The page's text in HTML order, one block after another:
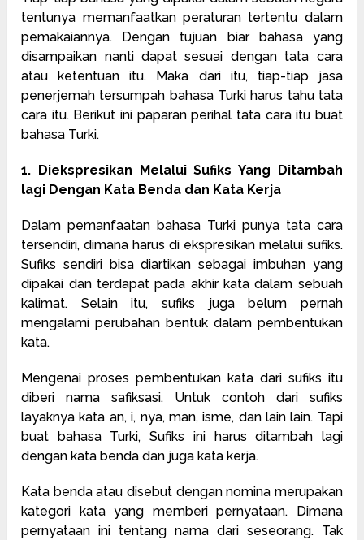
tentunya memanfaatkan peraturan tertentu dalam
pemakaiannya. Dengan tujuan biar bahasa yang
disampaikan nanti dapat sesuai dengan tata cara
atau ketentuan itu. Maka dari itu, tiap-tiap jasa
penerjemah tersumpah bahasa Turki harus tahu tata
cara itu. Berikut ini paparan perihal tata cara itu buat
bahasa Turki.
1. Diekspresikan Melalui Sufiks Yang Ditambah
lagi Dengan Kata Benda dan Kata Kerja
Dalam pemanfaatan bahasa Turki punya tata cara
tersendiri, dimana harus di ekspresikan melalui sufiks.
Sufiks sendiri bisa diartikan sebagai imbuhan yang
dipakai dan terdapat pada akhir kata dalam sebuah
kalimat. Selain itu, sufiks juga belum pernah
mengalami perubahan bentuk dalam pembentukan
kata.
Mengenai proses pembentukan kata dari sufiks itu
diberi nama safiksasi. Untuk contoh dari sufiks
layaknya kata an, i, nya, man, isme, dan lain lain. Tapi
buat bahasa Turki, Sufiks ini harus ditambah lagi
dengan kata benda dan juga kata kerja.
Kata benda atau disebut dengan nomina merupakan
kategori kata yang memberi pernyataan. Dimana
pernyataan ini tentang nama dari seseorang. Tak